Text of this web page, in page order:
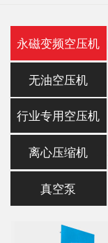
永磁变频空压机
无油空压机
行业专用空压机
离心压缩机
真空泵